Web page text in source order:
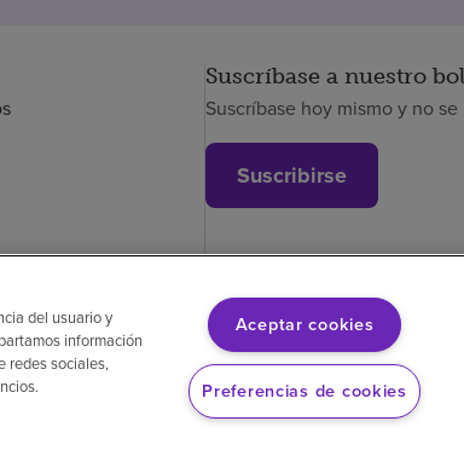
Suscríbase a nuestro
Suscríbase hoy mismo y no
Suscribirse
Cumplimiento de los proveedores
del usuario y
información
redes sociales,
Aceptar cookies
Preferencias de cookies